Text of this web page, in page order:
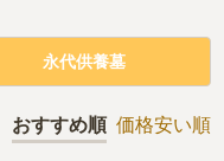
永代供養墓
おすすめ順 価格安い順